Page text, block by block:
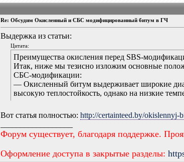
Re: Обсудим Окисленный и СБС модифицированный битум в ГЧ
Выдержка из статьи:
Цитата:
Преимущества окисления перед SBS-
Итак, ниже мы тезисно изложим основные
СБС-модификации:
— Окисленный битум выдерживает широкие
высокую теплостойкость, однако на низкие
Вот статья полностью:http://certainteed.by/okislennyj-
Форум существует, благодаря поддержке.
Оформление доступа в закрытые разделы: